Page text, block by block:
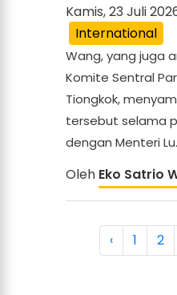
Kamis, 23 Juli
International
Wang, yang juga
Komite Sentral
Tiongkok,
tersebut selama
dengan Menteri
Oleh Eko Satrio
‹ 1 2